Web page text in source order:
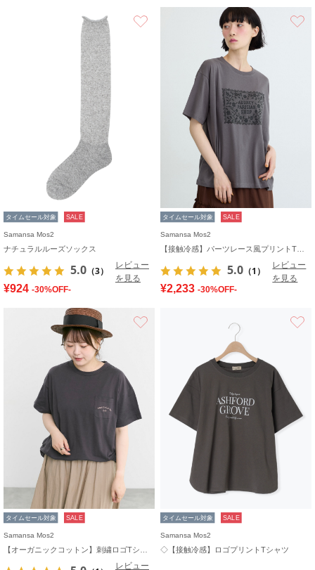
タイムセール対象 SALE
Samansa Mos2
ナチュラルルーズソックス
5.0 （3）
レビュー
を見る
¥924 -30%OFF-
タイムセール対象 SALE
Samansa Mos2
5.0 （1）
レビュー
を見る
¥2,233 -30%OFF-
タイムセール対象 SALE
Samansa Mos2
レビュー
タイムセール対象 SALE
Samansa Mos2
◇【接触冷感】ロゴプリントTシャツ